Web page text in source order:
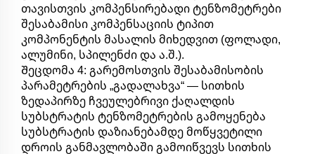
თავისთვის კომპენსირებადი ტენზომეტრები
შესაბამისი კომპენსაციის ტიპით
კომპონენტის მასალის მიხედვით (ფოლადი,
ალუმინი, სპილენძი და ა.შ.).
Შეცდომა 4: გარემოსთვის შესაბამისობის
პარამეტრების „გადალახვა“ — სითხის
ზედაპირზე ჩვეულებრივი ქაღალდის
სუბსტრატის ტენზომეტრების გამოყენება
სუბსტრატის დაზიანებამდე მოწყვეტილი
დროის განმავლობაში გამოიწვევს სითხის